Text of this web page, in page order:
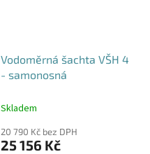
Vodoměrná šachta VŠH 4
- samonosná
Skladem
20 790 Kč bez DPH
25 156 Kč